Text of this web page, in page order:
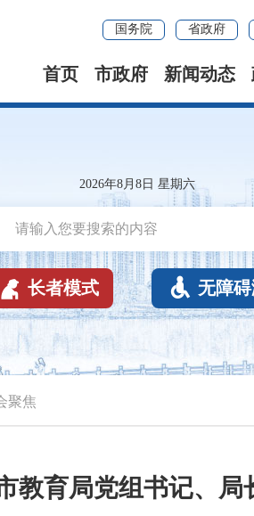
国务院 省政府
首页 市政府 新闻动态
2026年8月8日 星期六
 长者模式  无障
聚焦
教育局党组书记、